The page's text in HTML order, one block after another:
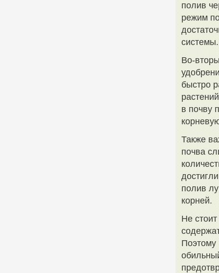
полив
режим
системы.
Во-
быстро
в почву
Также
почва
полив
корней.
Не
Поэтому